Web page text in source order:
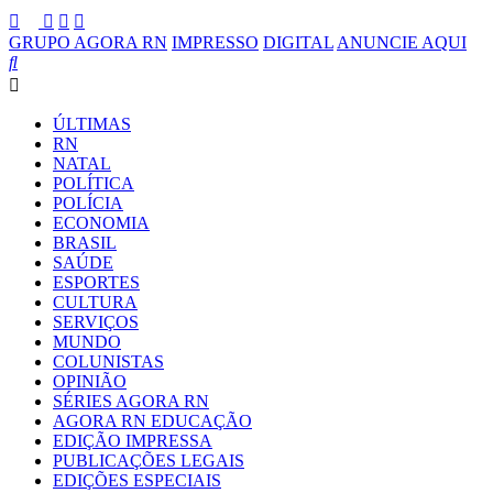
GRUPO AGORA RN IMPRESSO DIGITAL ANUNCIE AQUI
ÚLTIMAS
RN
NATAL
POLÍTICA
POLÍCIA
ECONOMIA
BRASIL
SAÚDE
ESPORTES
CULTURA
SERVIÇOS
MUNDO
COLUNISTAS
OPINIÃO
SÉRIES AGORA RN
AGORA RN EDUCAÇÃO
EDIÇÃO IMPRESSA
PUBLICAÇÕES LEGAIS
EDIÇÕES ESPECIAIS